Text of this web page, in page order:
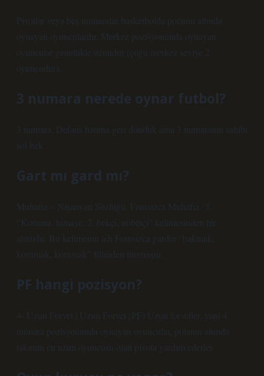
Pivotlar veya beş numaralar basketbolda potanın altında
oynayan oyunculardır. Merkez pozisyonunda oynayan
oyuncular genellikle uzundur (çoğu merkez seviye 2
oyuncudur).
3 numara nerede oynar futbol?
3 numara. Defans hattına geri döndük ama 3 numaranın sahibi
sol bek.
Gart mı gard mı?
Muhafız – Nişanyan Sözlüğü. Fransızca Muhafız “1.
“Koruma, himaye, 2. bekçi, nöbetçi” kelimesinden bir
alıntıdır. Bu kelimenin adı Fransızca garder “bakmak,
korumak, korumak” fiilinden türemiştir.
PF hangi pozisyon?
4- Uzun Forvet | Uzun Forvet (PF) Uzun forvetler, yani 4
numara pozisyonunda oynayan oyuncular, potanın altında
takımın en uzun oyuncusu olan pivota yardım ederler.